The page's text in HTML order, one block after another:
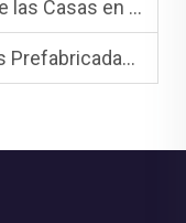
Experiencia de Vida Única
la Mejor Opción para Ti?